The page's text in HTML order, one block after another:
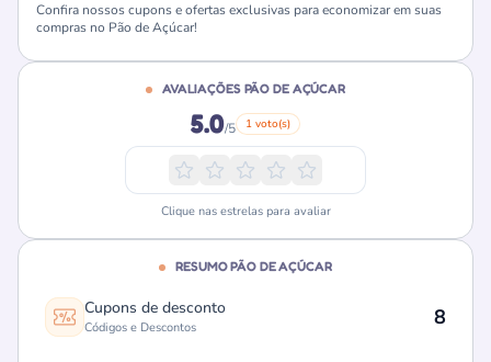
Confira nossos cupons e ofertas exclusivas para economizar em suas
compras no Pão de Açúcar!
AVALIAÇÕES PÃO DE AÇÚCAR
5.0/5 1 voto(s)
Clique nas estrelas para avaliar
RESUMO PÃO DE AÇÚCAR
Cupons de desconto
Códigos e Descontos 8